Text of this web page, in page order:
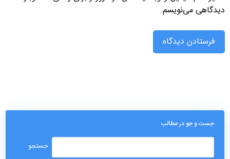
دیدگاهی می‌نویسم.
جست و جو در مطالب